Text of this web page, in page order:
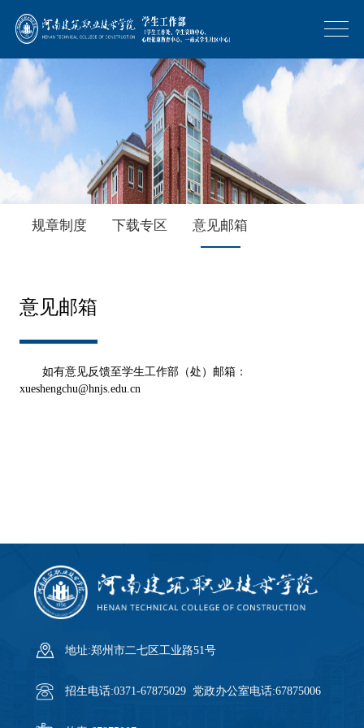
规章制度 下载专区 意见邮箱
意见邮箱
如有意见反馈至学生工作部（处）邮箱：
xueshengchu@hnjs.edu.cn
地址:郑州市二七区工业路51号
招生电话:0371-67875029 党政办公室电话:67875006